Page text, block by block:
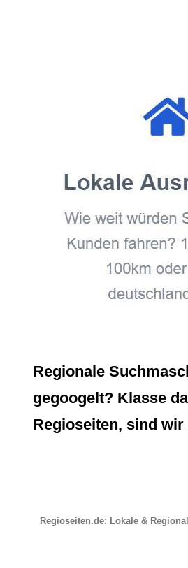
Regionale
gegoogelt? Klasse
Regioseiten, sind
Regioseiten.de: Lokale &